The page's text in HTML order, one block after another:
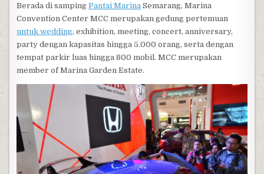
Berada di sampingPantai Marina Semarang, Marina
Convention Center MCC merupakan gedung pertemuan
untuk wedding, exhibition, meeting, concert, anniversary,
party dengan kapasitas hingga 5.000 orang, serta dengan
tempat parkir luas hingga 800 mobil. MCC merupakan
member of Marina Garden Estate.